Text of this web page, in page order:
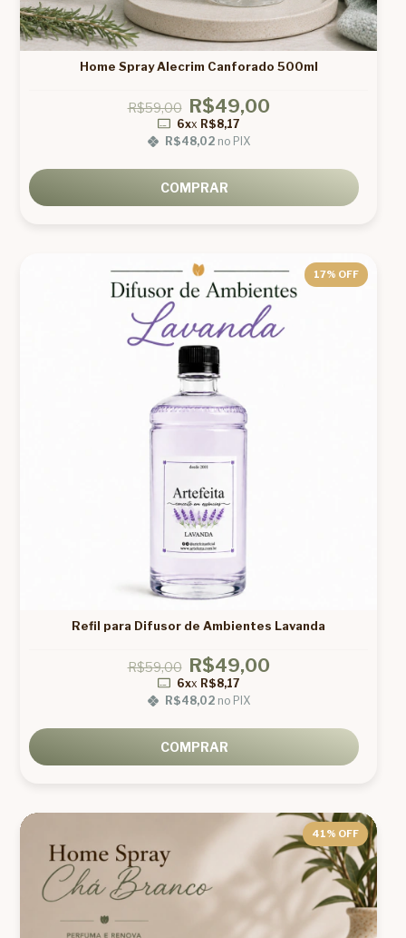
Home Spray Alecrim Canforado 500ml
R$59,00 R$49,00
6xx R$8,17
R$48,02no PIX
COMPRAR
17% OFF
Refil para Difusor de Ambientes Lavanda
R$59,00 R$49,00
6xx R$8,17
R$48,02no PIX
COMPRAR
41% OFF